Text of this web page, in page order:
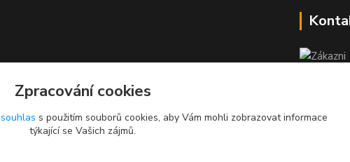
Zpracování cookies
souhlas s použitím souborů cookies, aby Vám mohli zobrazovat informace
týkající se Vašich zájmů.